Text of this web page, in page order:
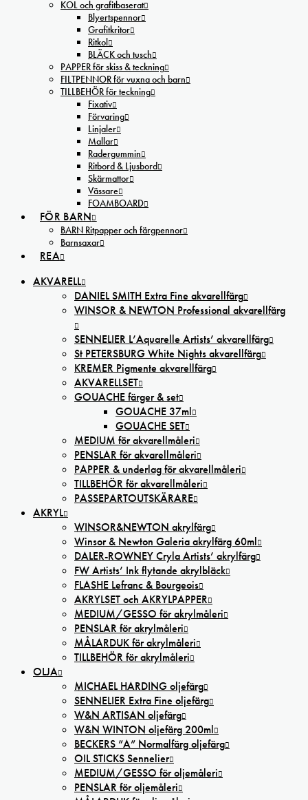
KOL och grafitbaserat
Blyertspennor
Grafitkritor
Ritkol
BLÄCK och tusch
PAPPER för skiss & teckning
FILTPENNOR för vuxna och barn
TILLBEHÖR för teckning
Fixativ
Förvaring
Linjaler
Mallar
Radergummin
Ritbord & Ljusbord
Skärmattor
Vässare
FOAMBOARD
FÖR BARN
BARN Ritpapper och färgpennor
Barnsaxar
REA
AKVARELL
DANIEL SMITH Extra Fine akvarellfärg
WINSOR & NEWTON Professional akvarellfärg
SENNELIER L’Aquarelle Artists’ akvarellfärg
St PETERSBURG White Nights akvarellfärg
KREMER Pigmente akvarellfärg
AKVARELLSET
GOUACHE färger & set
GOUACHE 37ml
GOUACHE SET
MEDIUM för akvarellmåleri
PENSLAR för akvarellmåleri
PAPPER & underlag för akvarellmåleri
TILLBEHÖR för akvarellmåleri
PASSEPARTOUTSKÄRARE
AKRYL
WINSOR&NEWTON akrylfärg
Winsor & Newton Galeria akrylfärg 60ml
DALER-ROWNEY Cryla Artists’ akrylfärg
FW Artists’ Ink flytande akrylbläck
FLASHE Lefranc & Bourgeois
AKRYLSET och AKRYLPAPPER
MEDIUM/GESSO för akrylmåleri
PENSLAR för akrylmåleri
MÅLARDUK för akrylmåleri
TILLBEHÖR för akrylmåleri
OLJA
MICHAEL HARDING oljefärg
SENNELIER Extra Fine oljefärg
W&N ARTISAN oljefärg
W&N WINTON oljefärg 200ml
BECKERS ”A” Normalfärg oljefärg
OIL STICKS Sennelier
MEDIUM/GESSO för oljemåleri
PENSLAR för oljemåleri